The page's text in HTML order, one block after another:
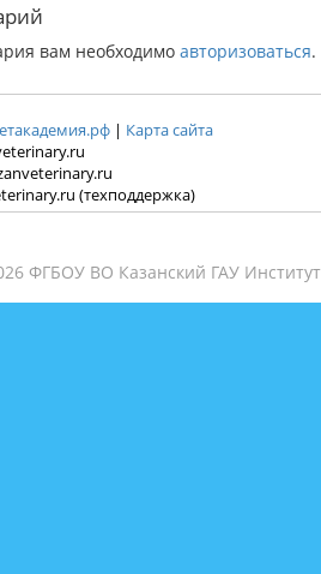
вам необходимо авторизоваться.
| Карта сайта
(техподдержка)
ФГБОУ ВО Казанский ГАУ